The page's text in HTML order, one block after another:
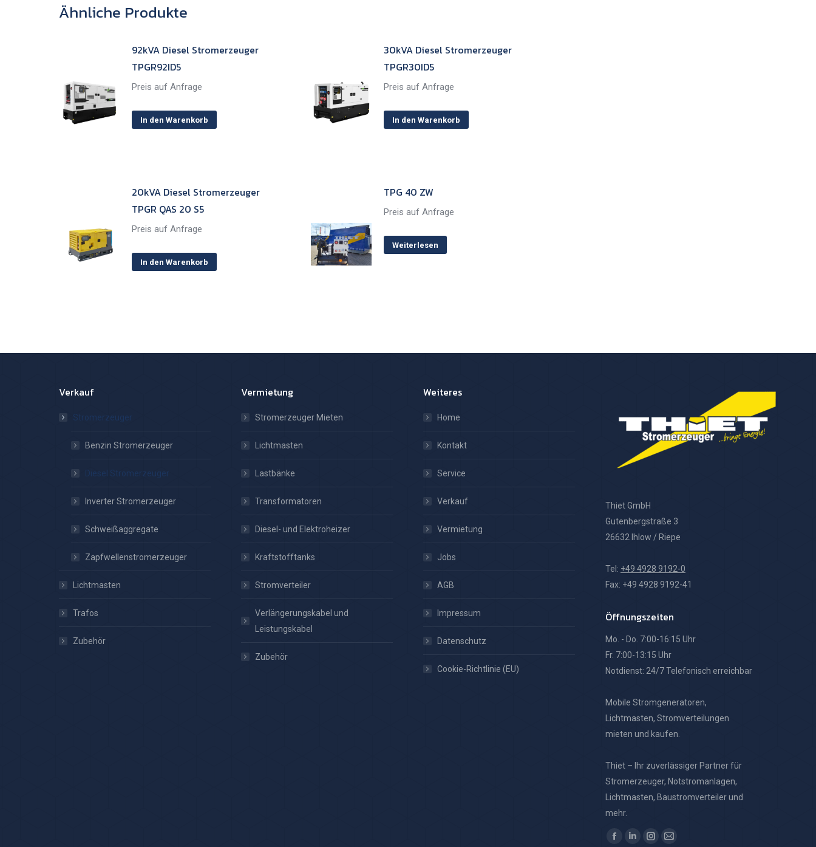
Ähnliche Produkte
92kVA Diesel Stromerzeuger
TPGR92ID5
Preis auf Anfrage
In den Warenkorb
30kVA Diesel Stromerzeuger
TPGR30ID5
Preis auf Anfrage
In den Warenkorb
20kVA Diesel Stromerzeuger
TPGR QAS 20 S5
Preis auf Anfrage
In den Warenkorb
TPG 40 ZW
Preis auf Anfrage
Weiterlesen
Verkauf
Stromerzeuger
Benzin Stromerzeuger
Diesel Stromerzeuger
Inverter Stromerzeuger
Schweißaggregate
Zapfwellenstromerzeuger
Lichtmasten
Trafos
Zubehör
Vermietung
Stromerzeuger Mieten
Lichtmasten
Lastbänke
Transformatoren
Diesel- und Elektroheizer
Kraftstofftanks
Stromverteiler
Verlängerungskabel und
Leistungskabel
Zubehör
Weiteres
Home
Kontakt
Service
Verkauf
Vermietung
Jobs
AGB
Impressum
Datenschutz
Cookie-Richtlinie (EU)
Thiet GmbH
Gutenbergstraße 3
26632 Ihlow / Riepe
Tel: +49 4928 9192-0
Fax: +49 4928 9192-41
Öffnungszeiten
Mo. - Do. 7:00-16:15 Uhr
Fr. 7:00-13:15 Uhr
Notdienst: 24/7 Telefonisch erreichbar
Mobile Stromgeneratoren,
Lichtmasten, Stromverteilungen
mieten und kaufen.
Thiet – Ihr zuverlässiger Partner für
Stromerzeuger, Notstromanlagen,
Lichtmasten, Baustromverteiler und
mehr.
Finden Sie uns auf:
Facebook
LinkedinInstagram
E-